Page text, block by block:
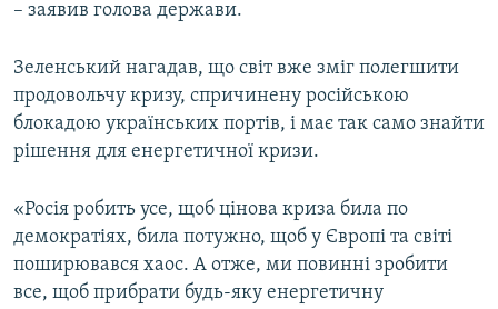
– заявив голова держави.
Зеленський нагадав, що світ вже зміг полегшити
продовольчу кризу, спричинену російською
блокадою українських портів, і має так само знайти
рішення для енергетичної кризи.
«Росія робить усе, щоб цінова криза била по
демократіях, била потужно, щоб у Європі та світі
поширювався хаос. А отже, ми повинні зробити
все, щоб прибрати будь-яку енергетичну